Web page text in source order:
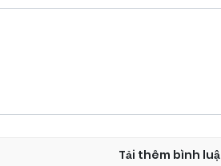
Tải thêm bình